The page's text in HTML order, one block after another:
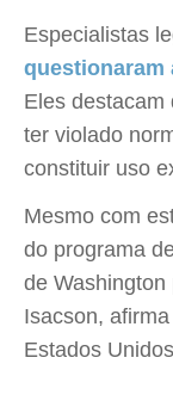
Especialistas
questionaram
Eles destacam
ter violado
constituir uso
Mesmo com
do programa
de Washington
Isacson,
Estados